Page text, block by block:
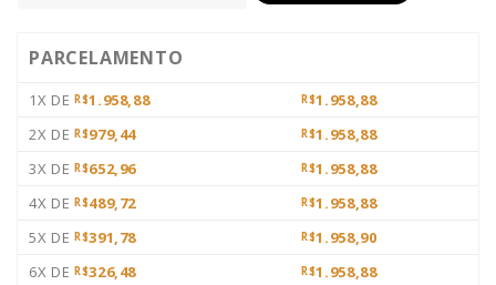
PARCELAMENTO
1X DE R$1.958,88 R$1.958,88
2X DE R$979,44 R$1.958,88
3X DE R$652,96 R$1.958,88
4X DE R$489,72 R$1.958,88
5X DE R$391,78 R$1.958,90
6X DE R$326,48 R$1.958,88